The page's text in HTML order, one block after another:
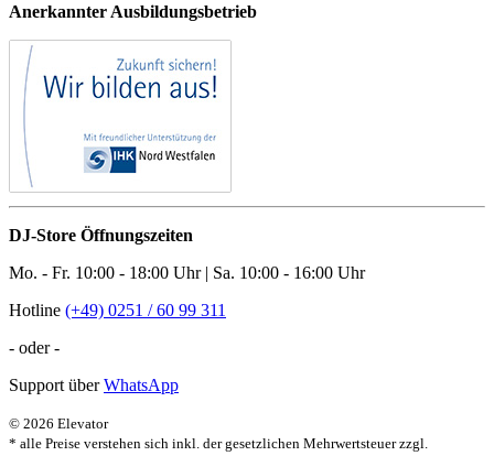
Anerkannter Ausbildungsbetrieb
DJ-Store Öffnungszeiten
Mo. - Fr. 10:00 - 18:00 Uhr | Sa. 10:00 - 16:00 Uhr
Hotline (+49) 0251 / 60 99 311
- oder -
Support überWhatsApp
© 2026 Elevator
* alle Preise verstehen sich inkl. der gesetzlichen Mehrwertsteuer zzgl.